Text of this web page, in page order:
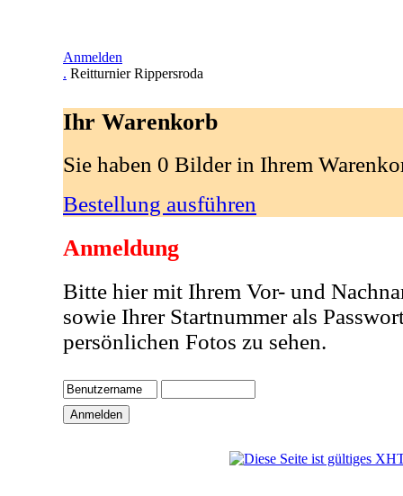
Anmelden
. Reitturnier Rippersroda
Ihr Warenkorb
Sie haben 0 Bilder in Ihrem
Bestellung ausführen
Anmeldung
Bitte hier mit Ihrem Vor- und
sowie Ihrer Startnummer als
persönlichen Fotos zu sehen.